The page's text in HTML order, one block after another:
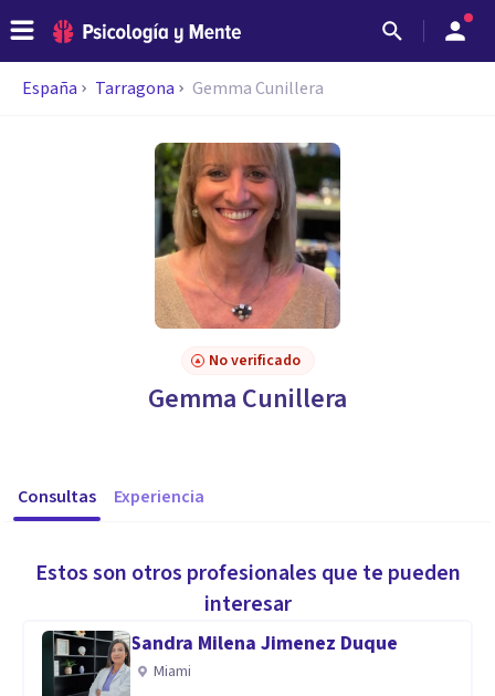
España Tarragona Gemma Cunillera
No verificado
Gemma Cunillera
Consultas Experiencia
Estos son otros profesionales que te pueden
interesar
Sandra Milena Jimenez Duque
Miami